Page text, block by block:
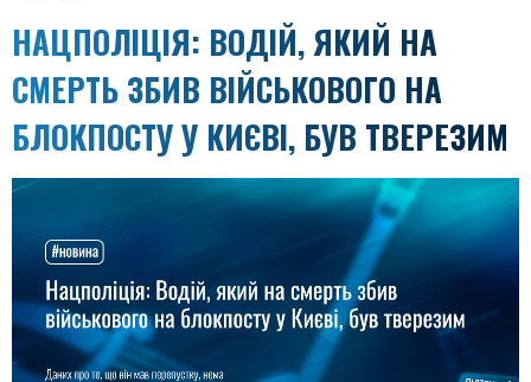
НАЦПОЛІЦІЯ: ВОДІЙ, ЯКИЙ НА
СМЕРТЬ ЗБИВ ВІЙСЬКОВОГО НА
БЛОКПОСТУ У КИЄВІ, БУВ ТВЕРЕЗИМ